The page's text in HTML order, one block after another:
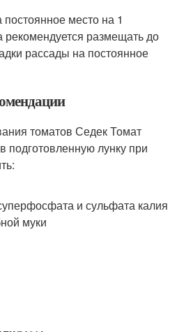
место на 1
рекомендуется размещать до
рассады на постоянное
томатов Седек Томат
лунку при
и сульфата калия
муки